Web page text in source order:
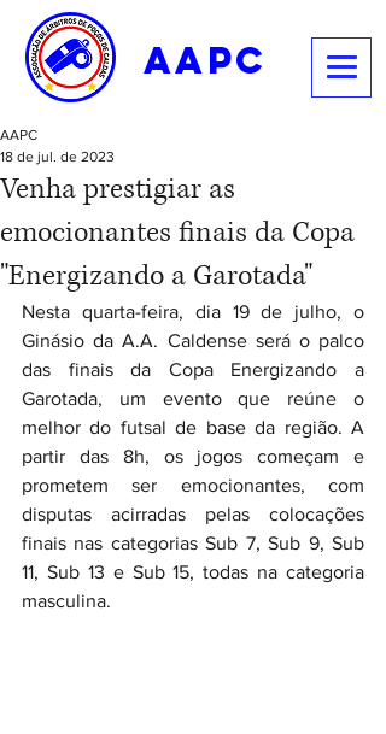
aapc
Venha prestigiar as
emocionantes finais da Copa
"Energizando a Garotada"
AAPC
18 de jul. de 2023
Nesta quarta-feira, dia 19 de julho, o
Ginásio da A.A. Caldense será o palco
das finais da Copa Energizando a
Garotada, um evento que reúne o
melhor do futsal de base da região. A
partir das 8h, os jogos começam e
prometem ser emocionantes, com
disputas acirradas pelas colocações
finais nas categorias Sub 7, Sub 9, Sub
11, Sub 13 e Sub 15, todas na categoria
masculina.